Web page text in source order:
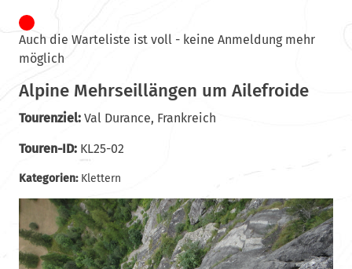
Auch die Warteliste ist voll - keine Anmeldung mehr
möglich
Alpine Mehrseillängen um Ailefroide
Tourenziel:Val Durance, Frankreich
Touren-ID:KL25-02
Kategorien: Klettern